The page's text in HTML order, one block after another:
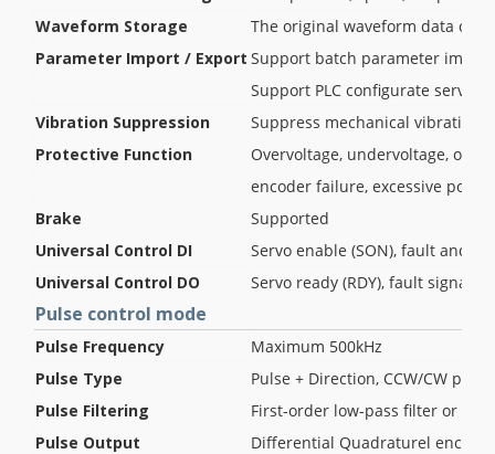
Waveform Storage
The original waveform data
Parameter Import / Export Support batch parameter
Support PLC configurate servo
Vibration Suppression
Suppress mechanical vibration
Protective Function
Overvoltage, undervoltage,
encoder failure, excessive
Brake
Supported
Universal Control DI
Servo enable (SON), fault and
Universal Control DO
Servo ready (RDY), fault signal
Pulse control mode
Pulse Frequency
Maximum 500kHz
Pulse Type
Pulse + Direction, CCW/CW
Pulse Filtering
First-order low-pass filter or
Pulse Output
Differential Quadraturel